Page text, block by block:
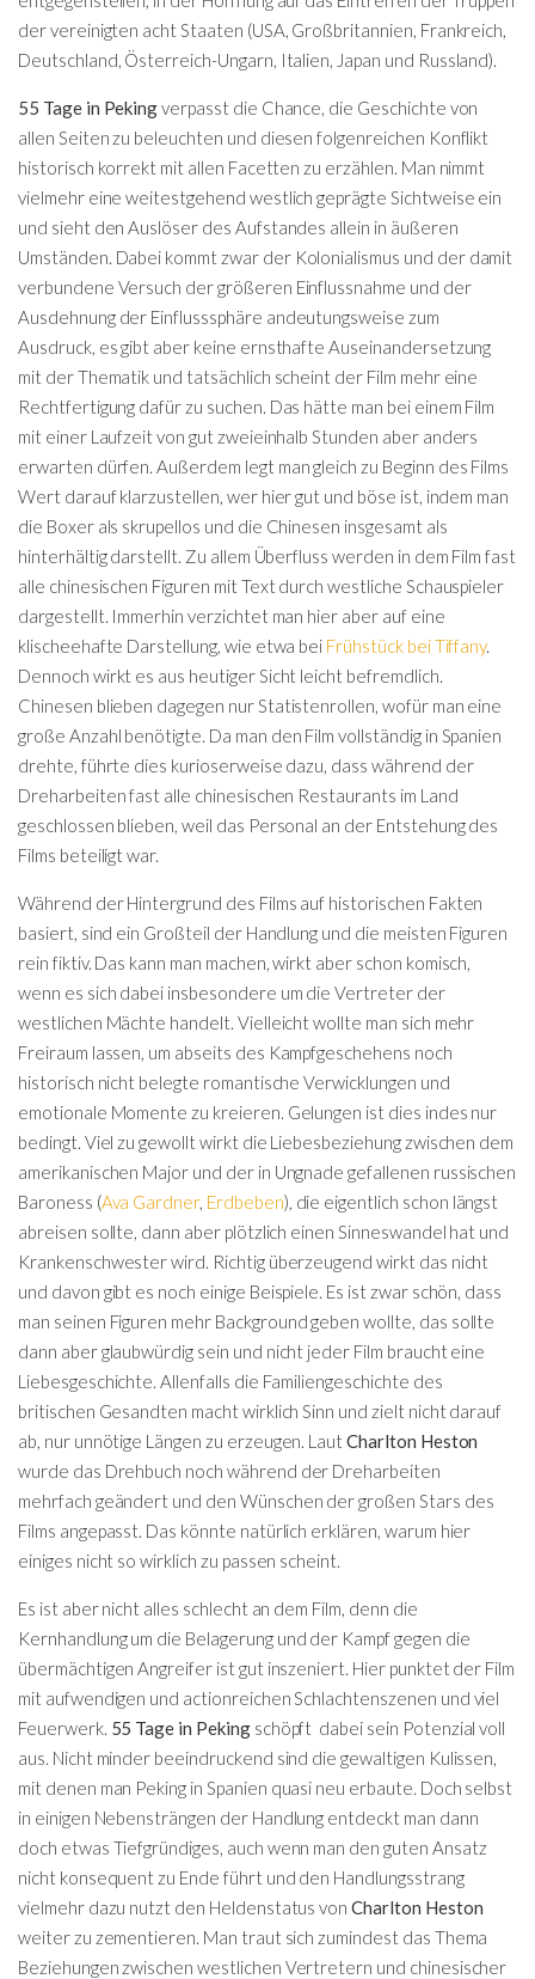
der vereinigten acht Staaten (USA, Großbritannien, Frankreich,
Deutschland, Österreich-Ungarn, Italien, Japan und Russland).
55 Tage in Pekingverpasst die Chance, die Geschichte von
allen Seiten zu beleuchten und diesen folgenreichen Konflikt
historisch korrekt mit allen Facetten zu erzählen. Man nimmt
vielmehr eine weitestgehend westlich geprägte Sichtweise ein
und sieht den Auslöser des Aufstandes allein in äußeren
Umständen. Dabei kommt zwar der Kolonialismus und der damit
verbundene Versuch der größeren Einflussnahme und der
Ausdehnung der Einflusssphäre andeutungsweise zum
Ausdruck, es gibt aber keine ernsthafte Auseinandersetzung
mit der Thematik und tatsächlich scheint der Film mehr eine
Rechtfertigung dafür zu suchen. Das hätte man bei einem Film
mit einer Laufzeit von gut zweieinhalb Stunden aber anders
erwarten dürfen. Außerdem legt man gleich zu Beginn des Films
Wert darauf klarzustellen, wer hier gut und böse ist, indem man
die Boxer als skrupellos und die Chinesen insgesamt als
hinterhältig darstellt. Zu allem Überfluss werden in dem Film fast
alle chinesischen Figuren mit Text durch westliche Schauspieler
dargestellt. Immerhin verzichtet man hier aber auf eine
klischeehafte Darstellung, wie etwa bei Frühstück bei Tiffany.
Dennoch wirkt es aus heutiger Sicht leicht befremdlich.
Chinesen blieben dagegen nur Statistenrollen, wofür man eine
große Anzahl benötigte. Da man den Film vollständig in Spanien
drehte, führte dies kurioserweise dazu, dass während der
Dreharbeiten fast alle chinesischen Restaurants im Land
geschlossen blieben, weil das Personal an der Entstehung des
Films beteiligt war.
Während der Hintergrund des Films auf historischen Fakten
basiert, sind ein Großteil der Handlung und die meisten Figuren
rein fiktiv. Das kann man machen, wirkt aber schon komisch,
wenn es sich dabei insbesondere um die Vertreter der
westlichen Mächte handelt. Vielleicht wollte man sich mehr
Freiraum lassen, um abseits des Kampfgeschehens noch
historisch nicht belegte romantische Verwicklungen und
emotionale Momente zu kreieren. Gelungen ist dies indes nur
bedingt. Viel zu gewollt wirkt die Liebesbeziehung zwischen dem
amerikanischen Major und der in Ungnade gefallenen russischen
Baroness (Ava Gardner, Erdbeben), die eigentlich schon längst
abreisen sollte, dann aber plötzlich einen Sinneswandel hat und
Krankenschwester wird. Richtig überzeugend wirkt das nicht
und davon gibt es noch einige Beispiele. Es ist zwar schön, dass
man seinen Figuren mehr Background geben wollte, das sollte
dann aber glaubwürdig sein und nicht jeder Film braucht eine
Liebesgeschichte. Allenfalls die Familiengeschichte des
britischen Gesandten macht wirklich Sinn und zielt nicht darauf
ab, nur unnötige Längen zu erzeugen. Laut Charlton Heston
wurde das Drehbuch noch während der Dreharbeiten
mehrfach geändert und den Wünschen der großen Stars des
Films angepasst. Das könnte natürlich erklären, warum hier
einiges nicht so wirklich zu passen scheint.
Es ist aber nicht alles schlecht an dem Film, denn die
Kernhandlung um die Belagerung und der Kampf gegen die
übermächtigen Angreifer ist gut inszeniert. Hier punktet der Film
mit aufwendigen und actionreichen Schlachtenszenen und viel
Feuerwerk. 55 Tage in Pekingschöpft dabei sein Potenzial voll
aus. Nicht minder beeindruckend sind die gewaltigen Kulissen,
mit denen man Peking in Spanien quasi neu erbaute. Doch selbst
in einigen Nebensträngen der Handlung entdeckt man dann
doch etwas Tiefgründiges, auch wenn man den guten Ansatz
nicht konsequent zu Ende führt und den Handlungsstrang
vielmehr dazu nutzt den Heldenstatus von Charlton Heston
weiter zu zementieren. Man traut sich zumindest das Thema
Beziehungen zwischen westlichen Vertretern und chinesischer